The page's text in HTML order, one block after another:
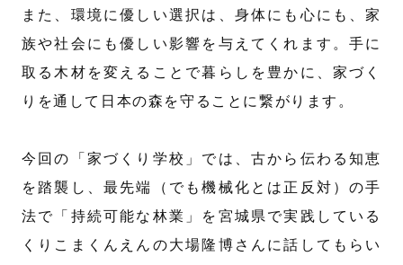
また、環境に優しい選択は、身体にも心にも、家
族や社会にも優しい影響を与えてくれます。手に
取る木材を変えることで暮らしを豊かに、家づく
りを通して日本の森を守ることに繋がります。
今回の「家づくり学校」では、古から伝わる知恵
を踏襲し、最先端（でも機械化とは正反対）の手
法で「持続可能な林業」を宮城県で実践している
くりこまくんえんの大場隆博さんに話してもらい